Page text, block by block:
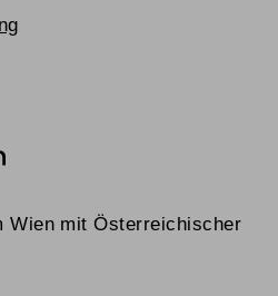
Wien mit Österreichischer